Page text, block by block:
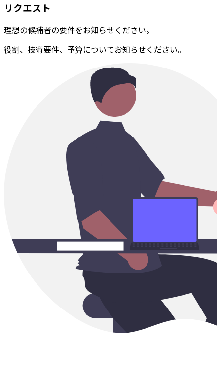
リクエスト
理想の候補者の要件をお知らせください。
役割、技術要件、予算についてお知らせください。